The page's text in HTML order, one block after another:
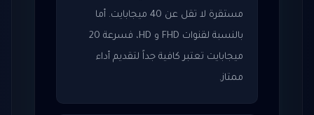
مستقرة لا تقل عن 40 ميجابايت. أما
بالنسبة لقنوات FHD و HD، فسرعة 20
ميجابايت تعتبر كافية جداً لتقديم أداء
ممتاز.